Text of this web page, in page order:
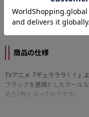
メーカー
ストーム
商品の仕様
TVアニメ『デュラララ！！』
ブラックを基調としたクール
める1枚となっております。